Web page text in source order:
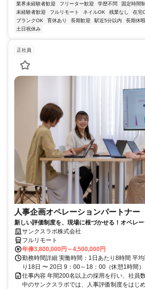
業界未経験者歓迎 フリーター歓迎 学歴不問 固定時間制
未経験者歓迎
フルリモート ネイルOK 残業なし 在宅
ブランクOK
育休あり 長期歓迎 駅近5分以内 長期休
土日祝休み
正社員
人事企画オペレーションパートナー
新しい評価制度を、現場に根づかせる！オペレ
サンクスラボ株式会社
フルリモート
年俸3,800,000円～4,500,000円
勤務時間詳細 実働時間：1日あたり8時間 平
り18日 〜 20日 9：00～18：00（休憩1時間）
仕事内容 年間200名以上の採用を行い、社員
中のサンクスラボでは、人事評価制度をはじ